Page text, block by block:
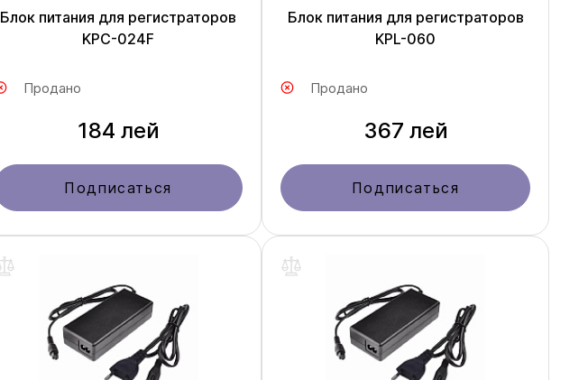
Блок питания для регистраторов
KPC-024F
Продано
184 лей
Подписаться
Блок питания для регистраторов
KPL-060
Продано
367 лей
Подписаться